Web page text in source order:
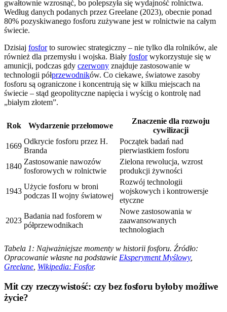
gwałtownie wzrosnąć, bo polepszyła się wydajność rolnictwa.
Według danych podanych przez Greelane (2023), obecnie ponad
80% pozyskiwanego fosforu zużywane jest w rolnictwie na całym
świecie.
Dzisiaj fosforto surowiec strategiczny – nie tylko dla rolników, ale
również dla przemysłu i wojska. Biały fosforwykorzystuje się w
amunicji, podczas gdy czerwony znajduje zastosowanie w
technologii półprzewodników. Co ciekawe, światowe zasoby
fosforu są ograniczone i koncentrują się w kilku miejscach na
świecie – stąd geopolityczne napięcia i wyścig o kontrolę nad
„białym złotem”.
Rok Wydarzenie przełomowe
Znaczenie dla rozwoju
cywilizacji
1669
Odkrycie fosforu przez H.
Branda
Początek badań nad
pierwiastkiem fosforu
1840
Zastosowanie nawozów
fosforowych w rolnictwie
Zielona rewolucja, wzrost
produkcji żywności
1943
Użycie fosforu w broni
podczas II wojny światowej
Rozwój technologii
wojskowych i kontrowersje
etyczne
2023
Badania nad fosforem w
półprzewodnikach
Nowe zastosowania w
zaawansowanych
technologiach
Tabela 1: Najważniejsze momenty w historii fosforu. Źródło:
Opracowanie własne na podstawie Eksperyment Myślowy,
Greelane Wikipedia: Fosfor.
Mit czy rzeczywistość: czy bez fosforu byłoby możliwe
życie?